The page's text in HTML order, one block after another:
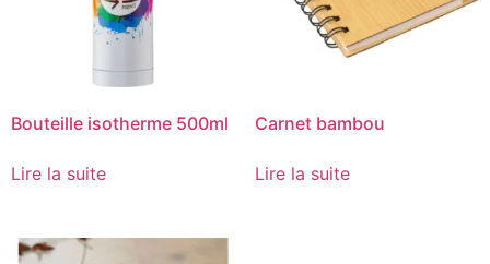
Bouteille isotherme 500ml
Lire la suite
Carnet bambou
Lire la suite